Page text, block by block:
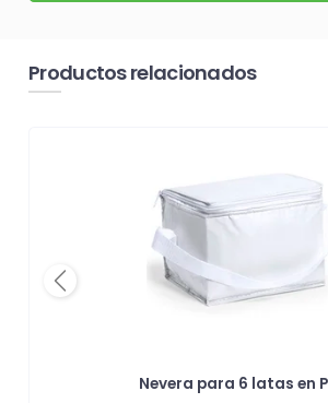
Productos relacionados
Nevera para 6 latas en
Previous